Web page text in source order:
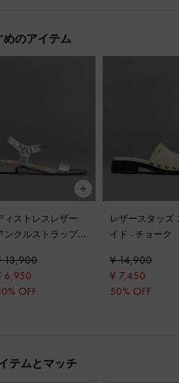
めのアイテム
ィストレスレザー
ンクルストラップサ
13,900
6,950
OFF
レザースタッズ
イド- チョーク
¥ 14,900
¥ 7,450
50% OFF
テムとマッチ